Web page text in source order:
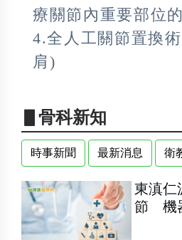
療關節內重要部位
4.全人工關節置換術
肩)
▋骨科新知
時事新聞 最新消息 衛
東滇仁
節 機